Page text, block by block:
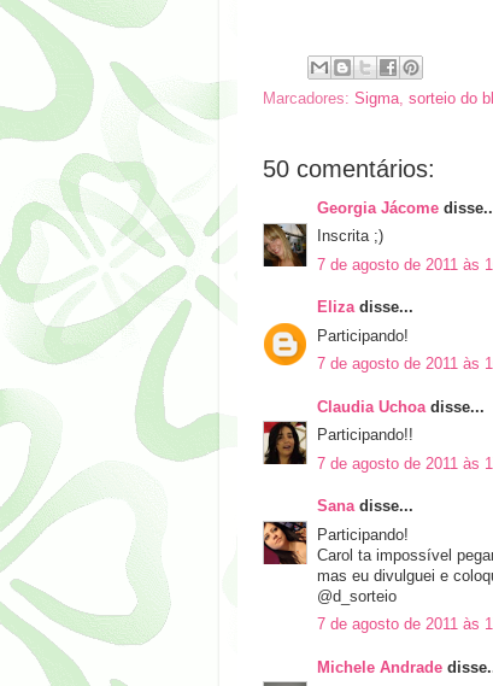
Marcadores: Sigma, sorteio do
50 comentários:
Georgia Jácome
Inscrita ;)
7 de agosto de 2011 às
Elizadisse...
Participando!
7 de agosto de 2011 às
Claudia Uchoadisse...
Participando!!
7 de agosto de 2011 às
Sanadisse...
Participando!
Carol ta impossível
mas eu divulguei e
@d_sorteio
7 de agosto de 2011 às
Michele Andrade